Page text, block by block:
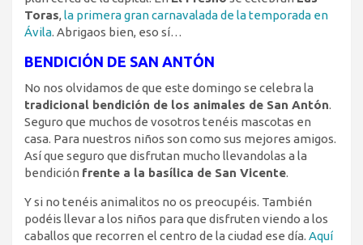
Toras, la primera gran carnavalada de la temporada en
Ávila. Abrigaos bien, eso sí…
BENDICIÓN DE SAN ANTÓN
No nos olvidamos de que este domingo se celebra la
tradicional bendición de los animales de San Antón.
Seguro que muchos de vosotros tenéis mascotas en
casa. Para nuestros niños son como sus mejores amigos.
Así que seguro que disfrutan mucho llevandolas a la
bendición frente a la basílica de San Vicente.
Y si no tenéis animalitos no os preocupéis. También
podéis llevar a los niños para que disfruten viendo a los
caballos que recorren el centro de la ciudad ese día. Aquí